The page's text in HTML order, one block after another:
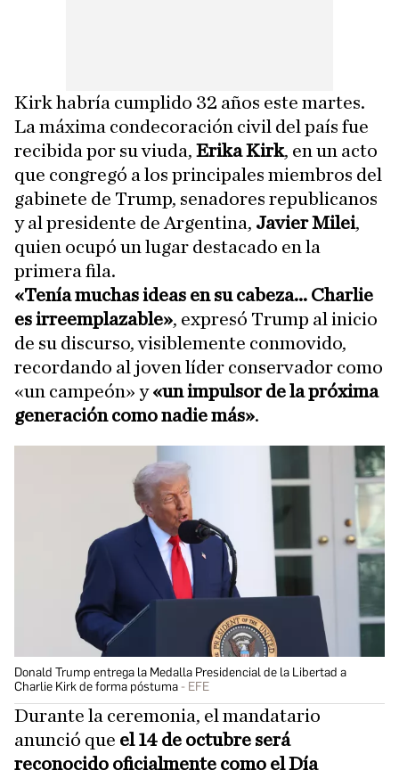
Kirk habría cumplido 32 años este martes.
La máxima condecoración civil del país fue
recibida por su viuda, Erika Kirk, en un acto
que congregó a los principales miembros del
gabinete de Trump, senadores republicanos
y al presidente de Argentina, Javier Milei,
quien ocupó un lugar destacado en la
primera fila.
«Tenía muchas ideas en su cabeza... Charlie
es irreemplazable», expresó Trump al inicio
de su discurso, visiblemente conmovido,
recordando al joven líder conservador como
«un campeón» y«un impulsor de la próxima
generación como nadie más».
Donald Trump entrega la Medalla Presidencial de la Libertad a
Charlie Kirk de forma póstuma
EFE
Durante la ceremonia, el mandatario
anunció que el 14 de octubre será
reconocido oficialmente como el Día